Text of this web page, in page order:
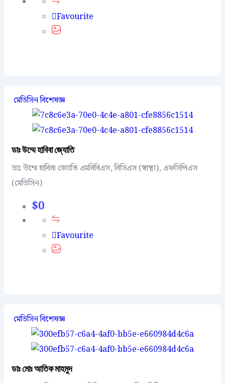
Favourite
মেডিসিন বিশেষজ্ঞ
ডাঃ উম্মে হাবিবা জ্যোতি
ডাঃ উম্মে হাবিবা জ্যোতি এমবিবিএস, বিসিএস (স্বাস্থ্য), এফসিপিএস
(মেডিসিন)
$0
Favourite
মেডিসিন বিশেষজ্ঞ
ডাঃ মোঃ আতিক মাহমুদ